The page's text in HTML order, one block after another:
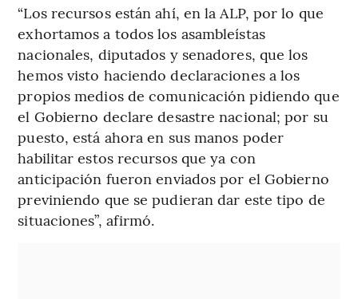
“Los recursos están ahí, en la ALP, por lo que
exhortamos a todos los asambleístas
nacionales, diputados y senadores, que los
hemos visto haciendo declaraciones a los
propios medios de comunicación pidiendo que
el Gobierno declare desastre nacional; por su
puesto, está ahora en sus manos poder
habilitar estos recursos que ya con
anticipación fueron enviados por el Gobierno
previniendo que se pudieran dar este tipo de
situaciones”, afirmó.